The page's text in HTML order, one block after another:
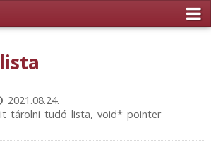
2021.08.24.
tárolni tudó lista, void* pointer